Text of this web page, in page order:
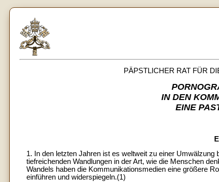
PÄPSTLICHER RAT FÜR
IN DEN
EINE
1. In den letzten Jahren ist es weltweit zu einer
tiefreichenden Wandlungen in der Art, wie die Menschen
Wandels haben die Kommunikationsmedien eine größere
einführen und widerspiegeln.(1)